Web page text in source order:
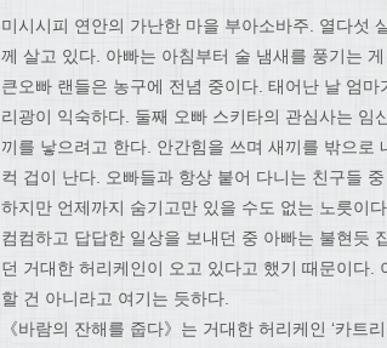
미시시피 연안의 가난한 마을 부아소바주. 열다섯
께 살고 있다. 아빠는 아침부터 술 냄새를 풍기는
큰오빠 랜들은 농구에 전념 중이다. 태어난 날 엄
리광이 익숙하다. 둘째 오빠 스키타의 관심사는 임
끼를 낳으려고 한다. 안간힘을 쓰며 새끼를 밖으로
컥 겁이 난다. 오빠들과 항상 붙어 다니는 친구들
하지만 언제까지 숨기고만 있을 수도 없는 노릇이다.
컴컴하고 답답한 일상을 보내던 중 아빠는 불현듯
던 거대한 허리케인이 오고 있다고 했기 때문이다.
할 건 아니라고 여기는 듯하다.
《바람의 잔해를 줍다》는 거대한 허리케인 ‘카트